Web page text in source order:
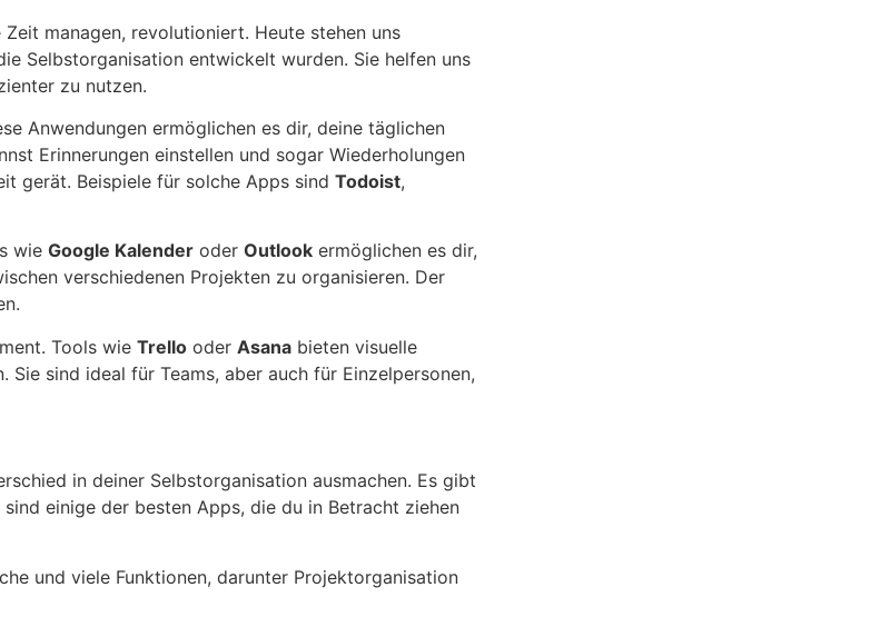
managen, revolutioniert. Heute stehen uns
Selbstorganisation entwickelt wurden. Sie helfen uns
zu nutzen.
Anwendungen ermöglichen es dir, deine täglichen
Erinnerungen einstellen und sogar Wiederholungen
gerät. Beispiele für solche Apps sind Todoist,
wie Google Kalender oder Outlook ermöglichen es dir,
verschiedenen Projekten zu organisieren. Der
Tools wie Trello oder Asana bieten visuelle
sind ideal für Teams, aber auch für Einzelpersonen,
in deiner Selbstorganisation ausmachen. Es gibt
einige der besten Apps, die du in Betracht ziehen
und viele Funktionen, darunter Projektorganisation